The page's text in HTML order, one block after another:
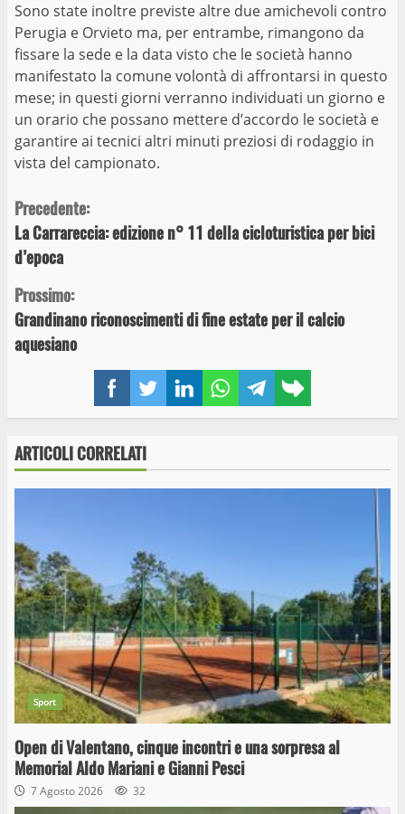
FacebookTwitterLinkedInWhatsAppTelegram
link
Sono state inoltre previste altre due amichevoli contro
Perugia e Orvieto ma, per entrambe, rimangono da
fissare la sede e la data visto che le società hanno
manifestato la comune volontà di affrontarsi in questo
mese; in questi giorni verranno individuati un giorno e
un orario che possano mettere d’accordo le società e
garantire ai tecnici altri minuti preziosi di rodaggio in
vista del campionato.
Continue
Reading
Precedente:
La Carrareccia: edizione n° 11 della cicloturistica per bici
d’epoca
Prossimo:
Grandinano riconoscimenti di fine estate per il calcio
aquesiano
ARTICOLI CORRELATI
Sport
Open di Valentano, cinque incontri e una sorpresa al
Memorial Aldo Mariani e Gianni Pesci
7 Agosto 2026 32